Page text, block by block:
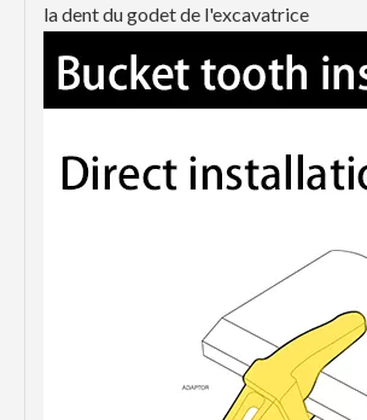
la dent du godet de l'excavatrice